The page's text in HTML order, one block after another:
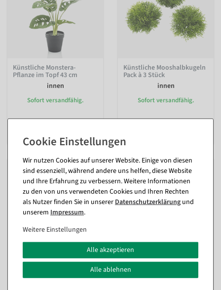
Künstliche Monstera-
Pflanze im Topf 43 cm
innen
Sofort versandfähig.
Künstliche Mooshalbkugeln
Pack à 3 Stück
innen
Sofort versandfähig.
Tradecantiahänger im Topf
innen
Mooskugel mit
Frauenhaarfarn in zwei
Größen
Wir nutzen Cookies auf unserer Website. Einige von diesen
sind essenziell, während andere uns helfen, diese Website
und Ihre Erfahrung zu verbessern. Weitere Informationen
zu den von uns verwendeten Cookies und Ihren Rechten
als Nutzer finden Sie in unsererDaten­schutz­erklärung und
unserem Impressum.
Weitere Einstellungen
Alle akzeptieren
Alle ablehnen